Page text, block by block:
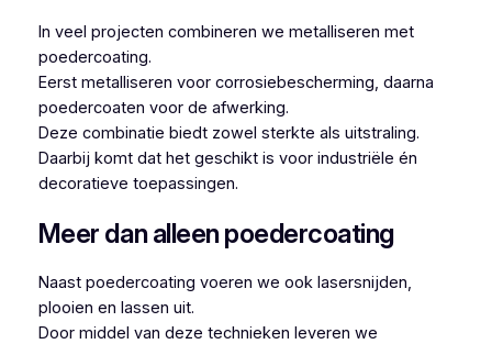
In veel projecten combineren we metalliseren met
poedercoating.
Eerst metalliseren voor corrosiebescherming, daarna
poedercoaten voor de afwerking.
Deze combinatie biedt zowel sterkte als uitstraling.
Daarbij komt dat het geschikt is voor industriële én
decoratieve toepassingen.
Meer dan alleen poedercoating
Naast poedercoating voeren we ook lasersnijden,
plooien en lassen uit.
Door middel van deze technieken leveren we